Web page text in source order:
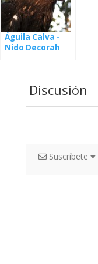
Águila Calva -
Nido Decorah
Discusión
Suscríbete